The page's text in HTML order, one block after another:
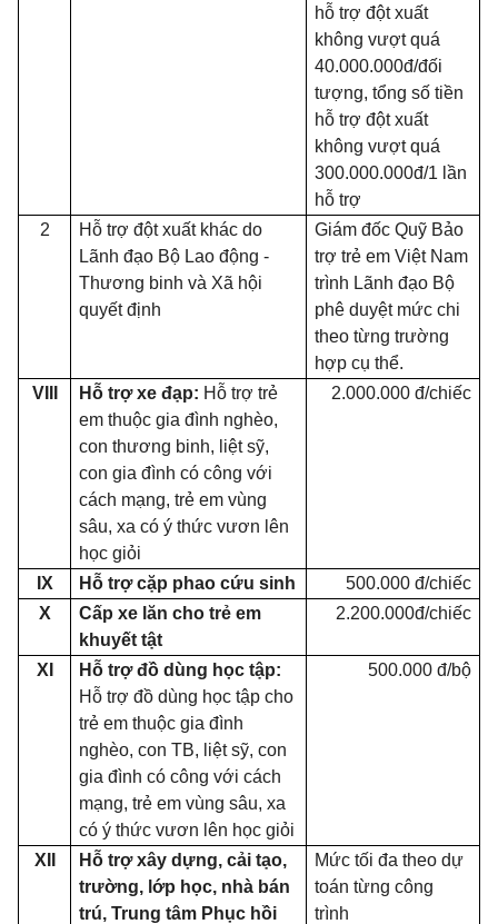
hỗ trợ đột xuất
không vượt quá
40.000.000đ/đối
tượng, tổng số tiền
hỗ trợ đột xuất
không vượt quá
300.000.000đ/1 lần
hỗ trợ
2
Hỗ trợ đột xuất khác do
Lãnh đạo Bộ Lao động -
Thương binh và Xã hội
quyết định
Giám đốc Quỹ Bảo
trợ trẻ em Việt Nam
trình Lãnh đạo Bộ
phê duyệt mức chi
theo từng trường
hợp cụ thể.
VIII
Hỗ trợxe đạp: Hỗ trợ trẻ
em thuộc gia đình nghèo,
con thương binh, liệt sỹ,
con gia đình có công với
cách mạng, trẻ em vùng
sâu, xa có ý thức vươn lên
học giỏi
2.000.000 đ/chiếc
IX Hỗ trợcặp phao cứu sinh
500.000 đ/chiếc
X
Cấp xe lăn cho trẻ em
khuyết tật
2.200.000đ/chiếc
XI Hỗ trợđồ dùng học tập:
Hỗ trợ đồ dùng học tập cho
trẻ em thuộc gia đình
nghèo, con TB, liệt sỹ, con
gia đình có công với cách
mạng, trẻ em vùng sâu, xa
có ý thức vươn lên học giỏi
500.000 đ/bộ
XII Hỗ trợxây dựng, cải tạo,
trường, lớp học, nhà bán
trú, Trung tâm Phục hồi
Mức tối đa theo dự
toán từng công
trình